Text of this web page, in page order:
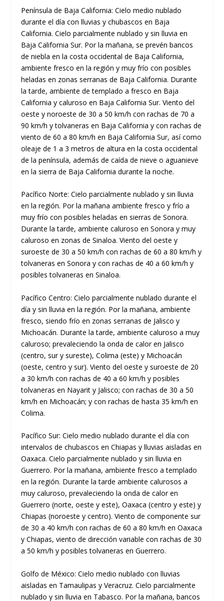
Península de Baja California: Cielo medio nublado
durante el día con lluvias y chubascos en Baja
California. Cielo parcialmente nublado y sin lluvia en
Baja California Sur. Por la mañana, se prevén bancos
de niebla en la costa occidental de Baja California,
ambiente fresco en la región y muy frío con posibles
heladas en zonas serranas de Baja California. Durante
la tarde, ambiente de templado a fresco en Baja
California y caluroso en Baja California Sur. Viento del
oeste y noroeste de 30 a 50 km/h con rachas de 70 a
90 km/h y tolvaneras en Baja California y con rachas de
viento de 60 a 80 km/h en Baja California Sur, así como
oleaje de 1 a 3 metros de altura en la costa occidental
de la península, además de caída de nieve o aguanieve
en la sierra de Baja California durante la noche.
Pacífico Norte: Cielo parcialmente nublado y sin lluvia
en la región. Por la mañana ambiente fresco y frío a
muy frío con posibles heladas en sierras de Sonora.
Durante la tarde, ambiente caluroso en Sonora y muy
caluroso en zonas de Sinaloa. Viento del oeste y
suroeste de 30 a 50 km/h con rachas de 60 a 80 km/h y
tolvaneras en Sonora y con rachas de 40 a 60 km/h y
posibles tolvaneras en Sinaloa.
Pacífico Centro: Cielo parcialmente nublado durante el
día y sin lluvia en la región. Por la mañana, ambiente
fresco, siendo frío en zonas serranas de Jalisco y
Michoacán. Durante la tarde, ambiente caluroso a muy
caluroso; prevaleciendo la onda de calor en Jalisco
(centro, sur y sureste), Colima (este) y Michoacán
(oeste, centro y sur). Viento del oeste y suroeste de 20
a 30 km/h con rachas de 40 a 60 km/h y posibles
tolvaneras en Nayarit y Jalisco; con rachas de 30 a 50
km/h en Michoacán; y con rachas de hasta 35 km/h en
Colima.
Pacífico Sur: Cielo medio nublado durante el día con
intervalos de chubascos en Chiapas y lluvias aisladas en
Oaxaca. Cielo parcialmente nublado y sin lluvia en
Guerrero. Por la mañana, ambiente fresco a templado
en la región. Durante la tarde ambiente calurosos a
muy caluroso, prevaleciendo la onda de calor en
Guerrero (norte, oeste y este), Oaxaca (centro y este) y
Chiapas (noroeste y centro). Viento de componente sur
de 30 a 40 km/h con rachas de 60 a 80 km/h en Oaxaca
y Chiapas, viento de dirección variable con rachas de 30
a 50 km/h y posibles tolvaneras en Guerrero.
Golfo de México: Cielo medio nublado con lluvias
aisladas en Tamaulipas y Veracruz. Cielo parcialmente
nublado y sin lluvia en Tabasco. Por la mañana, bancos